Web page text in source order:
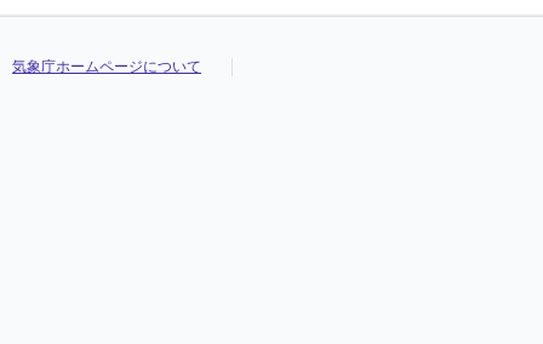
気象庁ホームページについて